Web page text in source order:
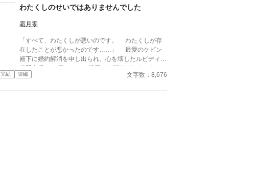
かせ、ユリアナの癒しの力を濁らせていた。 そんな
時に圧倒的な力を持つ上級魔物が、王国北部に襲来す
る。 ユリアナは全力を尽くしたものの、多くの犠牲
られ、大聖女の称号を剥奪される。リッドからの婚約
破棄に加え、王都からの追放を命じられた。 それか
ら一年。ユリアナはユーリと名を改め、顔を隠し、新
たな職に就いていた。
わたくしのせいではありませんでした
霜月零
「すべて、わたくしが悪いのです。 わたくしが存
在したことが悪かったのです……」 最愛のケビン
殿下に婚約解消を申し出られ、心を壊したルビディア
侯爵令嬢。 日々、この世界から消えてしまいたい
と願い、ついにその願いが叶えられかけた時、前世の
完結 短編 文字数：8,676